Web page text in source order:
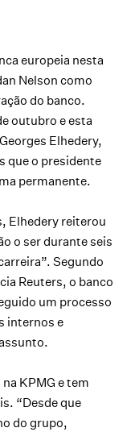
europeia nesta
Nelson como
do banco.
outubro e esta
Elhedery,
que o presidente
permanente.
Elhedery reiterou
o ser durante seis
Segundo
Reuters, o banco
um processo
internos e
KPMG e tem
“Desde que
do grupo,